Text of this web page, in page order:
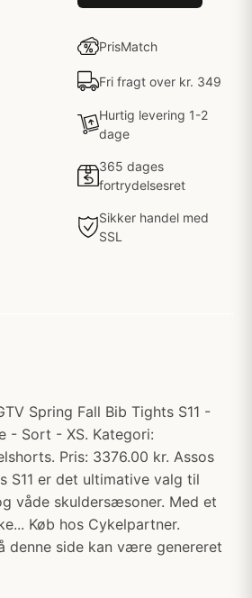
PrisMatch
Fri fragt over kr. 349
Hurtig levering 1-2
dage
365 dages
fortrydelsesret
Sikker handel med
SSL
Spring Fall Bib Tights S11 -
- Sort - XS. Kategori:
Pris: 3376.00 kr. Assos
S11 er det ultimative valg til
våde skuldersæsoner. Med et
Køb hos Cykelpartner.
denne side kan være genereret